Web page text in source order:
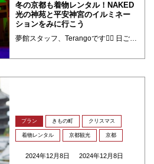
冬の京都も着物レンタル！NAKED
光の神苑と平安神宮のイルミネー
ションをみに行こう
夢館スタッフ、Terangoです🙂‍↕️ 日ごとに冷え込みが増し、凍えるような空気が漂う季節となりました。暖かい服装にも気を使う時期に突入しましたね。これからの季節は、寒さを楽しむための工夫が必要になってきます。暖かい着 ・・・
プラン きもの町 クリスマス
着物レンタル 京都観光 京都
2024年12月8日 2024年12月8日